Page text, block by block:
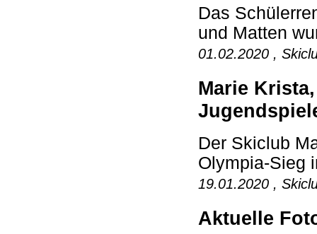
Das
und Matten
01.02.2020 ,
Marie
Der Skiclub
Olympia-Sieg
19.01.2020 ,
Aktuelle